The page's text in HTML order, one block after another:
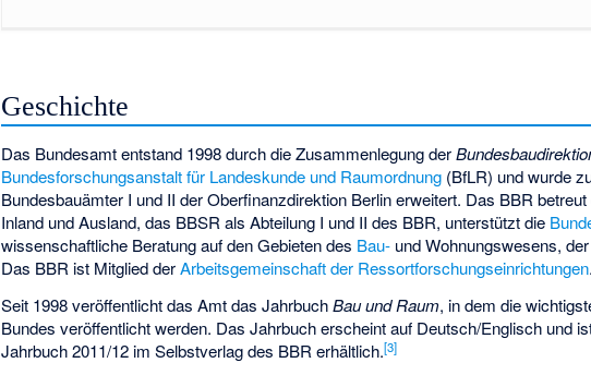
Geschichte
Das Bundesamt entstand 1998 durch die Zusammenlegung der
Bundesforschungsanstalt für Landeskunde und Raumordnung (BfLR) und wurde
Bundesbauämter I und II der Oberfinanzdirektion Berlin erweitert. Das BBR
Inland und Ausland, das BBSR als Abteilung I und II des BBR, unterstützt die
wissenschaftliche Beratung auf den Gebieten des Bau- und Wohnungswesens, der
Das BBR ist Mitglied derArbeitsgemeinschaft der Ressortforschungseinrichtungen.
Seit 1998 veröffentlicht das Amt das JahrbuchBau und Raum, in dem die
Bundes veröffentlicht werden. Das Jahrbuch erscheint auf Deutsch/Englisch und
Jahrbuch 2011/12 im Selbstverlag des BBR erhältlich.[3]